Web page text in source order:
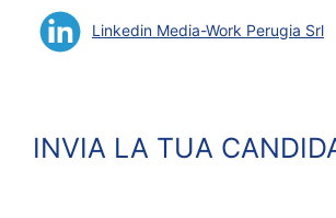
Linkedin Media-Work Perugia Srl
INVIA LA TUA